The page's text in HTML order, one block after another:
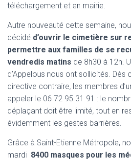
téléchargement et en mairie.
Autre nouveauté cette semaine,
décidé d’ouvrir le cimetière sur
permettre aux familles de se
vendredis matins de 8h30 à 12h.
d’Appelous nous ont sollicités. Dès
directive contraire, les membres
appeler le 06 72 95 31 91 : le
déplaçant doit être limité, tout en
évidemment les gestes barrières.
Grâce à Saint-Etienne Métropole,
mardi 8400 masques pour les